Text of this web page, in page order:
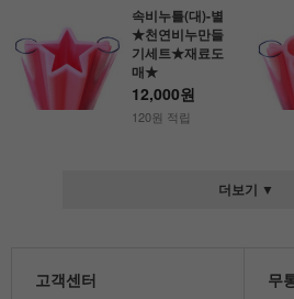
속비누틀(대)-별
★천연비누만들
기세트★재료도
매★
12,000원
120원 적립
더보기 ▼
고객센터 무